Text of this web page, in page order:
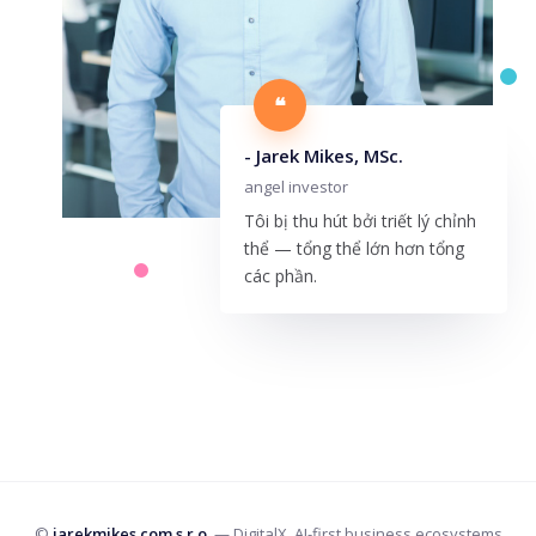
❝
- Jarek Mikes, MSc.
angel investor
Tôi bị thu hút bởi triết lý chỉnh
thể — tổng thể lớn hơn tổng
các phần.